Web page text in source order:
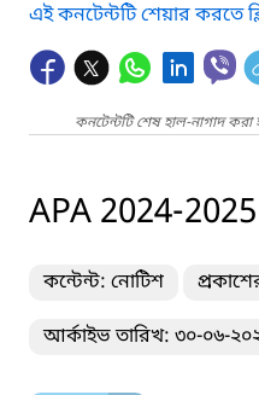
এই কনটেন্টটি শেয়ার করতে
কনটেন্টটি শেষ হাল-নাগাদ
APA 2024-2025
কন্টেন্ট: নোটিশ
আর্কাইভ তারিখ: ৩০-০৬-